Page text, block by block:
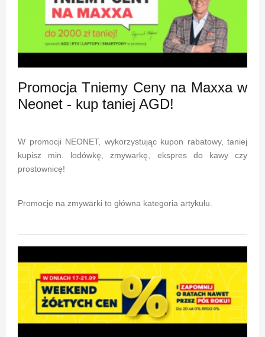
Promocja Tniemy Ceny na Maxxa w
Neonet - kup taniej AGD!
W promocji NEONET, wykorzystując kupon rabatowy, taniej
kupisz min. lodówkę, zmywarkę, ekspres do kawy czy
prostownicę!
Promocje na zmywarki to główna kategoria artykułu.